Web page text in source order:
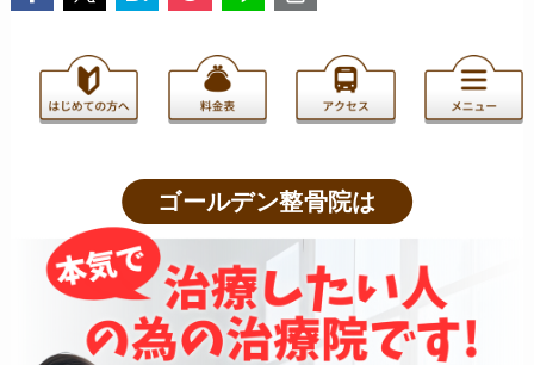
ゴールデン整骨院は